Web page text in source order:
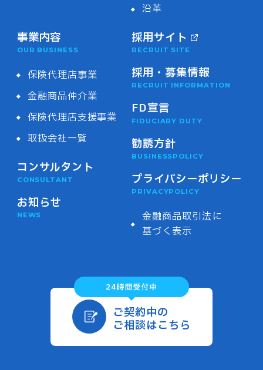
沿革
事業内容
OUR BUSINESS
保険代理店事業
金融商品仲介業
保険代理店支援事業
取扱会社一覧
コンサルタント
CONSULTANT
お知らせ
NEWS
採用サイト
RECRUIT SITE
採用・募集情報
RECRUIT INFORMATION
FD宣言
FIDUCIARY DUTY
勧誘方針
BUSINESSPOLICY
プライバシーポリシー
PRIVACYPOLICY
金融商品取引法に
基づく表示
ご契約中の
ご相談はこちら